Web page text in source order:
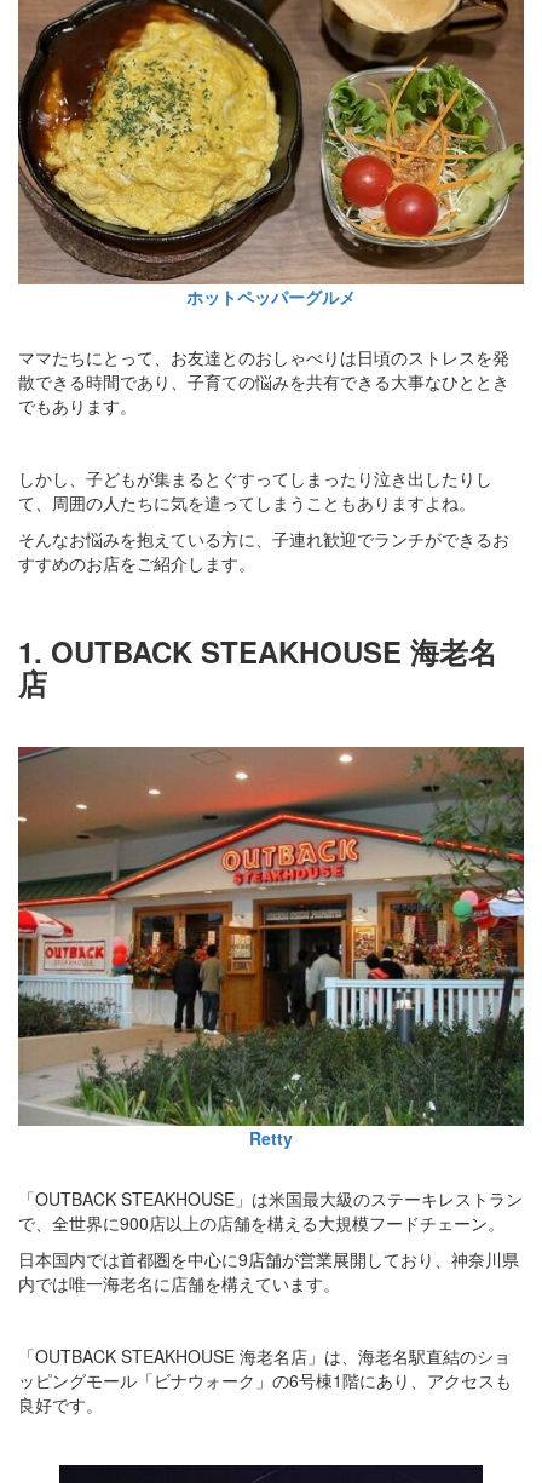
ホットペッパーグルメ
ママたちにとって、お友達とのおしゃべりは日頃のストレスを発
散できる時間であり、子育ての悩みを共有できる大事なひととき
でもあります。
しかし、子どもが集まるとぐすってしまったり泣き出したりし
て、周囲の人たちに気を遣ってしまうこともありますよね。
そんなお悩みを抱えている方に、子連れ歓迎でランチができるお
すすめのお店をご紹介します。
1. OUTBACK STEAKHOUSE 海老名
店
Retty
「OUTBACK STEAKHOUSE」は米国最大級のステーキレストラン
で、全世界に900店以上の店舗を構える大規模フードチェーン。
日本国内では首都圏を中心に9店舗が営業展開しており、神奈川県
内では唯一海老名に店舗を構えています。
「OUTBACK STEAKHOUSE 海老名店」は、海老名駅直結のショ
ッピングモール「ビナウォーク」の6号棟1階にあり、アクセスも
良好です。